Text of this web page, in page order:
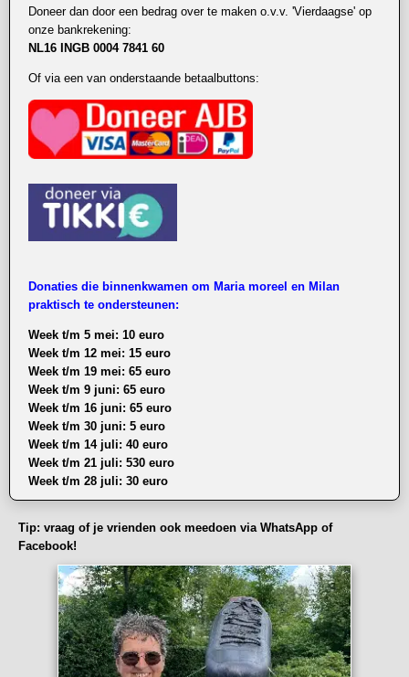
Doneer dan door een bedrag over te maken o.v.v. 'Vierdaagse' op
onze bankrekening:
NL16 INGB 0004 7841 60
Of via een van onderstaande betaalbuttons:
Donaties die binnenkwamen om Maria moreel en Milan
praktisch te ondersteunen:
Week t/m 5 mei: 10 euro
Week t/m 12 mei: 15 euro
Week t/m 19 mei: 65 euro
Week t/m 9 juni: 65 euro
Week t/m 16 juni: 65 euro
Week t/m 30 juni: 5 euro
Week t/m 14 juli: 40 euro
Week t/m 21 juli: 530 euro
Week t/m 28 juli: 30 euro
Tip: vraag of je vrienden ook meedoen via WhatsApp of
Facebook!